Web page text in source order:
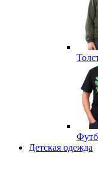
Детская одежда